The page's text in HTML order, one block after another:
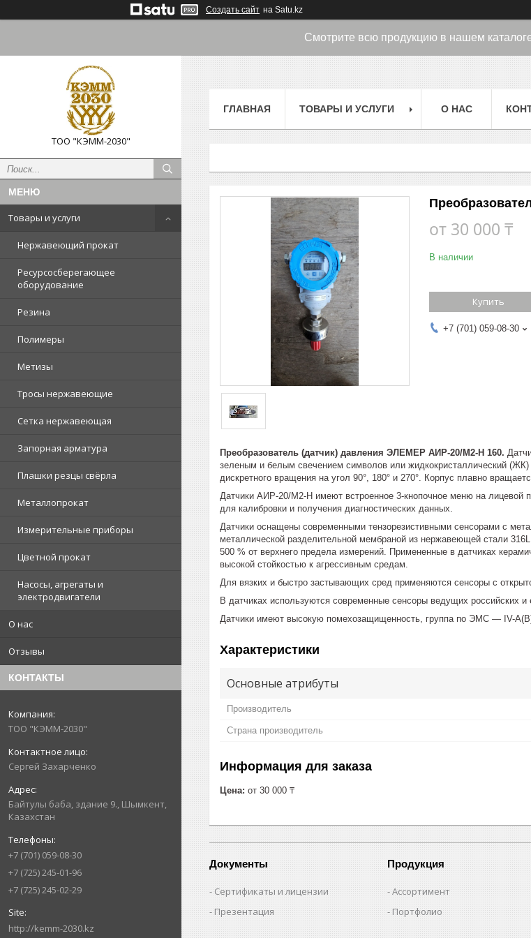
Создать сайт на Satu.kz
Смотрите всю продукцию в нашем
ТОО "КЭММ-2030"
Товары и услуги
Нержавеющий прокат
Ресурсосберегающее
оборудование
Резина
Полимеры
Метизы
Тросы нержавеющие
Сетка нержавеющая
Запорная арматура
Плашки резцы свёрла
Металлопрокат
Измерительные приборы
Цветной прокат
Насосы, агрегаты и
электродвигатели
О нас
Отзывы
КОНТАКТЫ
ТОО "КЭММ-2030"
Сергей Захарченко
Байтулы баба, здание 9., Шымкент,
Казахстан
+7 (701) 059-08-30
+7 (725) 245-01-96
+7 (725) 245-02-29
http://kemm-2030.kz
ГЛАВНАЯ ТОВАРЫ И УСЛУГИ О НАС
от 30 000 ₸
В наличии
Купить
+7 (701) 059-08-30
Преобразователь (датчик) давления ЭЛЕМЕР АИР-20/М2-Н 160.
зеленым и белым свечением символов или жидкокристаллический (ЖК)
дискретного вращения на угол 90°, 180° и 270°. Корпус плавно
Датчики АИР-20/М2-Н имеют встроенное 3-кнопочное меню на лицевой
для калибровки и получения диагностических данных.
Датчики оснащены современными тензорезистивными сенсорами с
металлической разделительной мембраной из нержавеющей стали
500 % от верхнего предела измерений. Примененные в датчиках
высокой стойкостью к агрессивным средам.
Для вязких и быстро застывающих сред применяются сенсоры с
В датчиках используются современные сенсоры ведущих российских и
Датчики имеют высокую помехозащищенность, группа по ЭМС — IV-
Характеристики
Основные атрибуты
Производитель
Страна производитель
Информация для заказа
Цена: от 30 000 ₸
Документы
Сертификаты и лицензии
Презентация
Продукция
Ассортимент
Портфолио